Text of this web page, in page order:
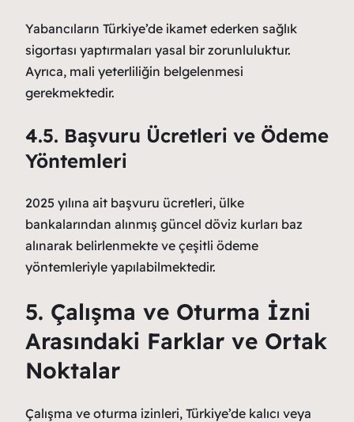
Yabancıların Türkiye’de ikamet ederken sağlık
sigortası yaptırmaları yasal bir zorunluluktur.
Ayrıca, mali yeterliliğin belgelenmesi
gerekmektedir.
4.5. Başvuru Ücretleri ve Ödeme
Yöntemleri
2025 yılına ait başvuru ücretleri, ülke
bankalarından alınmış güncel döviz kurları baz
alınarak belirlenmekte ve çeşitli ödeme
yöntemleriyle yapılabilmektedir.
5. Çalışma ve Oturma İzni
Arasındaki Farklar ve Ortak
Noktalar
Çalışma ve oturma izinleri, Türkiye’de kalıcı veya